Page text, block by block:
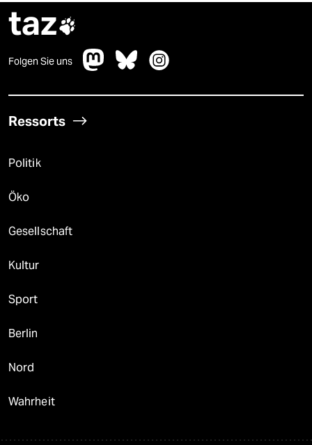
taz
Folgen Sie uns
Ressorts
Politik
Öko
Gesellschaft
Kultur
Sport
Berlin
Nord
Wahrheit